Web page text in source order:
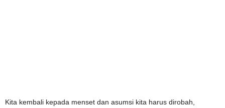
Kita kembali kepada menset dan asumsi kita harus dirobah,